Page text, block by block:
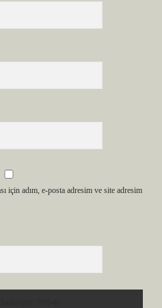
için adım, e-posta adresim ve site adresim